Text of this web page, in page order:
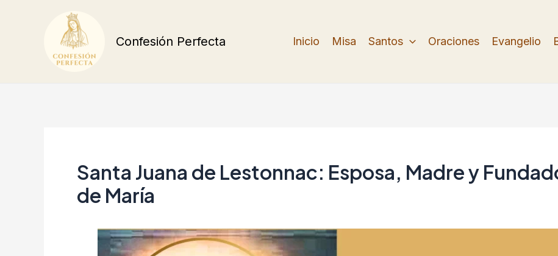
Confesión Perfecta Inicio Misa Santos Oraciones Evangelio
Santa Juana de Lestonnac: Esposa, Madre y
de María